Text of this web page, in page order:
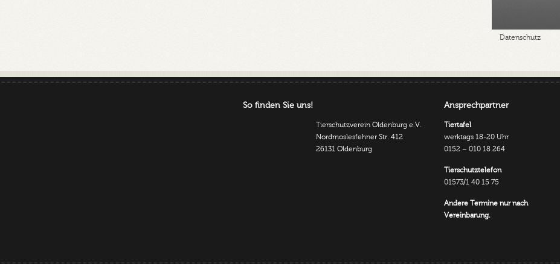
Datenschutz
So finden Sie uns!
Tierschutzverein Oldenburg e.V.
Nordmoslesfehner Str. 412
26131 Oldenburg
Ansprechpartner
Tiertafel
werktags 18-20 Uhr
0152 – 010 18 264
Tierschutztelefon
01573/1 40 15 75
Andere Termine nur nach
Vereinbarung.